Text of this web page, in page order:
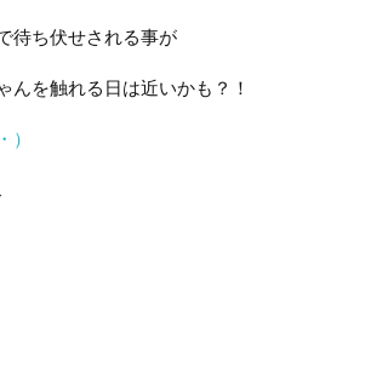
待ち伏せされる事が
んを触れる日は近いかも？！
）